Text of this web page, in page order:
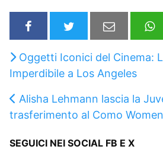
Oggetti Iconici del Cinema:
Imperdibile a Los Angeles
Alisha Lehmann lascia la
trasferimento al Como Women
SEGUICI NEI SOCIAL FB E X